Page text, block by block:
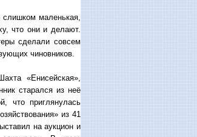
слишком маленькая,
что они и делают.
сделали совсем
чиновников.
«Енисейская»,
старался из неё
что приглянулась
из 41
на аукцион и